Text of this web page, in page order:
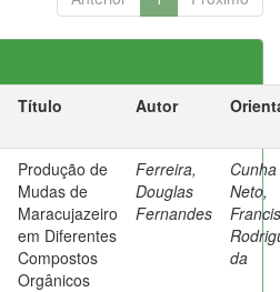
Título Autor
Produção de
Mudas de
Maracujazeiro
em Diferentes
Compostos
Orgânicos
Ferreira,
Douglas
Fernandes
Cunha
Neto,
da